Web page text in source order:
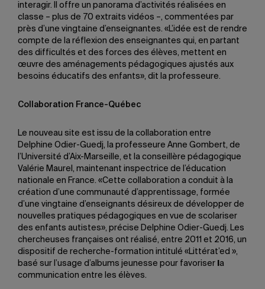
interagir. Il offre un panorama d’activités réalisées en
classe – plus de 70 extraits vidéos –, commentées par
près d’une vingtaine d’enseignantes. «L’idée est de rendre
compte de la réflexion des enseignantes qui, en partant
des difficultés et des forces des élèves, mettent en
œuvre des aménagements pédagogiques ajustés aux
besoins éducatifs des enfants», dit la professeure.
Collaboration France-Québec
Le nouveau site est issu de la collaboration entre
Delphine Odier-Guedj, la professeure Anne Gombert, de
l’Université d’Aix-Marseille, et la conseillère pédagogique
Valérie Maurel, maintenant inspectrice de l’éducation
nationale en France. «Cette collaboration a conduit à la
création d’une communauté d’apprentissage, formée
d’une vingtaine d’enseignants désireux de développer de
nouvelles pratiques pédagogiques en vue de scolariser
des enfants autistes», précise Delphine Odier-Guedj. Les
chercheuses françaises ont réalisé, entre 2011 et 2016, un
dispositif de recherche-formation intitulé «Littérat’ed »,
basé sur l’usage d’albums jeunesse pour favoriser a
communication entre les élèves.